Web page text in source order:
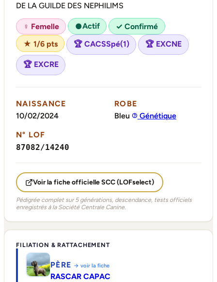
DE LA GUILDE DES NEPHILIMS
♀ Femelle ●Actif
✓ Confirmé
★ 1/6 pts
🏆 CACSSpé(1) 🏆 EXCNE
🏆 EXCRE
NAISSANCE
10/02/2024
ROBE
Bleu
Génétique
N° LOF
87082/14240
Voir la fiche officielle SCC (LOFselect)
Pédigrée complet sur 5 générations, descendance, tests officiels
enregistrés à la Société Centrale Canine.
FILIATION & RATTACHEMENT
PÈRE → voir la fiche
RASCAR CAPAC